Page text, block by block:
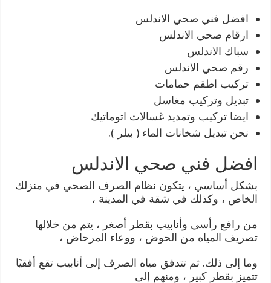
افضل فني صحي الاندلس
ارقام صحي الاندلس
سباك الاندلس
رقم صحي الاندلس
تركيب اطقم حمامات
تبديل وتركيب مغاسل
ايضا تركيب وتمديد غسالات اتوماتيك
نحن تبديل شخانات الماء ( بيلر ).
افضل فني صحي الاندلس
بشكل أساسي ، يتكون نظام الصرف الصحي في منزلك
الخاص ، وكذلك في شقة في المدينة ،
من رافع رأسي وأنابيب بقطر أصغر ، يتم من خلالها
تصريف المياه من الحوض ، ووعاء المرحاض ،
وما إلى ذلك. ثم تتدفق مياه الصرف إلى أنابيب تقع أفقيًا
تتميز بقطر كبير ، ومنهم إلى